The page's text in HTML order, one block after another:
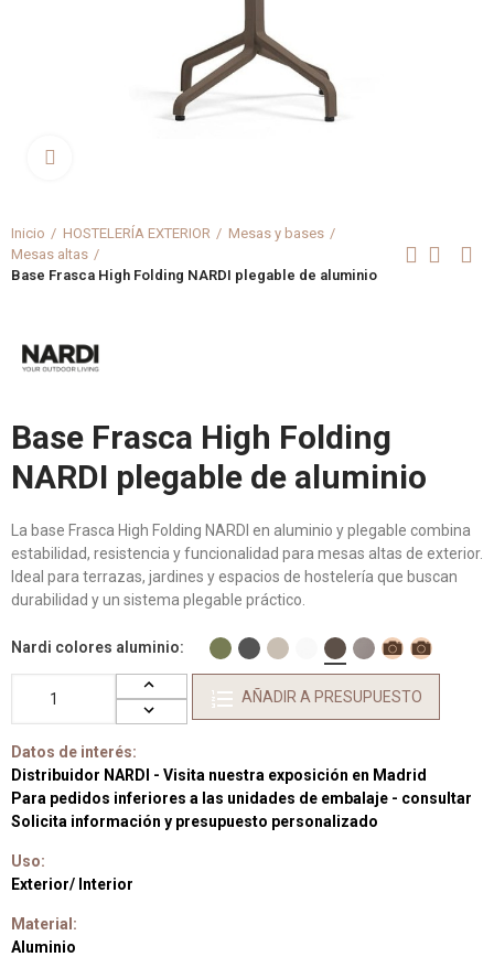
Inicio HOSTELERÍA EXTERIOR
Mesas y bases
Mesas altas
Base Frasca High Folding NARDI plegable de aluminio
Base Frasca High Folding
NARDI plegable de aluminio
La base Frasca High Folding NARDI en aluminio y plegable combina
estabilidad, resistencia y funcionalidad para mesas altas de exterior.
Ideal para terrazas, jardines y espacios de hostelería que buscan
durabilidad y un sistema plegable práctico.
Nardi colores aluminio
AÑADIR A PRESUPUESTO
Datos de interés:
Distribuidor NARDI - Visita nuestra exposición en Madrid
Para pedidos inferiores a las unidades de embalaje - consultar
Solicita información y presupuesto personalizado
Uso:
Exterior/ Interior
Material:
Aluminio